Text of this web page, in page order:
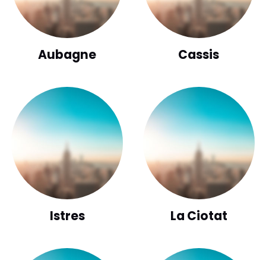
Aubagne Cassis
Istres La Ciotat